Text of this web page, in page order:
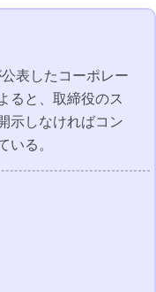
表したコーポレー
ると、取締役のス
示しなければコン
る。